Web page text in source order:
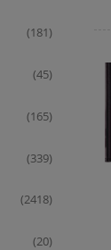
(181)
(45)
(165)
(339)
(2418)
(20)